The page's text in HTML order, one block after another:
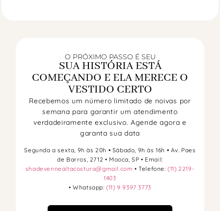
O PRÓXIMO PASSO É SEU
SUA HISTÓRIA ESTÁ
COMEÇANDO E ELA MERECE O
VESTIDO CERTO
Recebemos um número limitado de noivas por
semana para garantir um atendimento
verdadeiramente exclusivo. Agende agora e
garanta sua data
Segunda a sexta, 9h às 20h • Sábado, 9h às 16h • Av. Paes
de Barros, 2712 • Mooca, SP • Email:
shadevennealtacostura@gmail.com • Telefone:(11) 2219-
1403
• Whatsapp:(11) 9 9397 3773